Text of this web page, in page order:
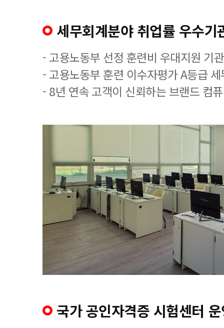
세무회계분야 취업률 우수기
- 고용노동부 선정 훈련비 우대지원 기관
- 고용노동부 훈련 이수자평가 A등급
- 8년 연속 고객이 신뢰하는 브랜드 컴
국가 공인자격증 시험센터